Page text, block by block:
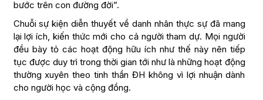
bước trên con đường đời”.
Chuỗi sự kiện diễn thuyết về danh nhân thực sự đã mang
lại lợi ích, kiến thức mới cho cả người tham dự. Mọi người
đều bày tỏ các hoạt động hữu ích như thế này nên tiếp
tục được duy trì trong thời gian tới như là những hoạt động
thường xuyên theo tinh thần ĐH không vì lợi nhuận dành
cho người học và cộng đồng.